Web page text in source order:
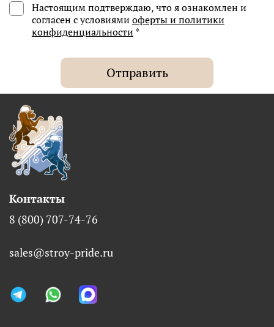
Настоящим подтверждаю, что я ознакомлен и
согласен с условиями оферты и политики
конфиденциальности *
Отправить
Контакты
8 (800) 707-74-76
sales@stroy-pride.ru